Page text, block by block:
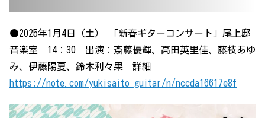
●2025年1月4日（土） 「新春ギターコンサート」尾上邸
音楽室 14：30 出演：斎藤優輝、高田英里佳、藤枝あゆ
み、伊藤陽夏、鈴木利々果 詳細
https://note.com/yukisaito_guitar/n/nccda16617e8f